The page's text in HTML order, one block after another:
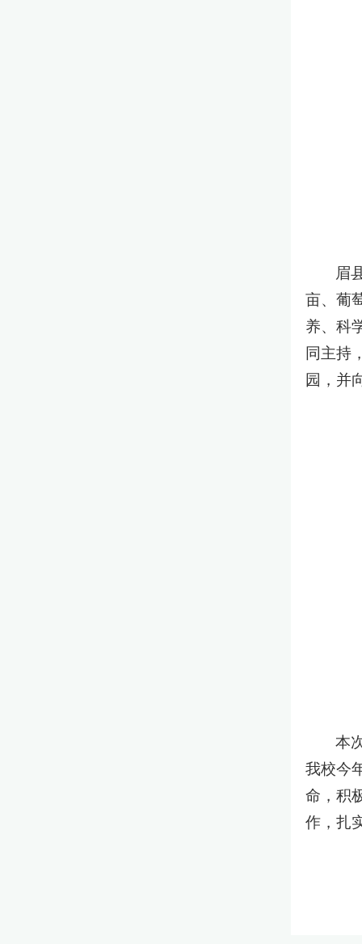
眉
亩、葡
养、科
同主持
园，并
本
我校今
命，积
作，扎